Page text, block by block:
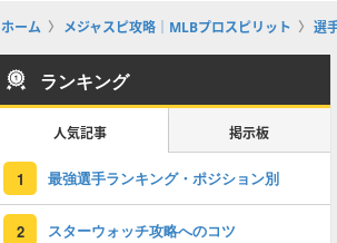
ホーム メジャスピ攻略｜MLBプロスピリット 選
ランキング
人気記事 掲示板
1 最強選手ランキング・ポジション別
2 スターウォッチ攻略へのコツ